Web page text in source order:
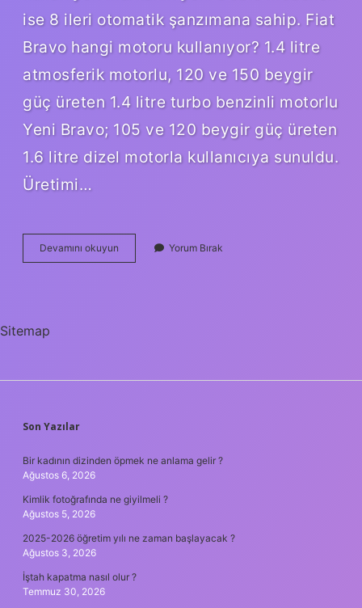
ise 8 ileri otomatik şanzımana sahip. Fiat
Bravo hangi motoru kullanıyor? 1.4 litre
atmosferik motorlu, 120 ve 150 beygir
güç üreten 1.4 litre turbo benzinli motorlu
Yeni Bravo; 105 ve 120 beygir güç üreten
1.6 litre dizel motorla kullanıcıya sunuldu.
Üretimi…
Devamını okuyun
Bravo
Yorum Bırak
Sitemap
SIDEBAR
Son Yazılar
Bir kadının dizinden öpmek ne anlama gelir ?
Ağustos 6, 2026
Kimlik fotoğrafında ne giyilmeli ?
Ağustos 5, 2026
2025-2026 öğretim yılı ne zaman başlayacak ?
Ağustos 3, 2026
İştah kapatma nasıl olur ?
Temmuz 30, 2026